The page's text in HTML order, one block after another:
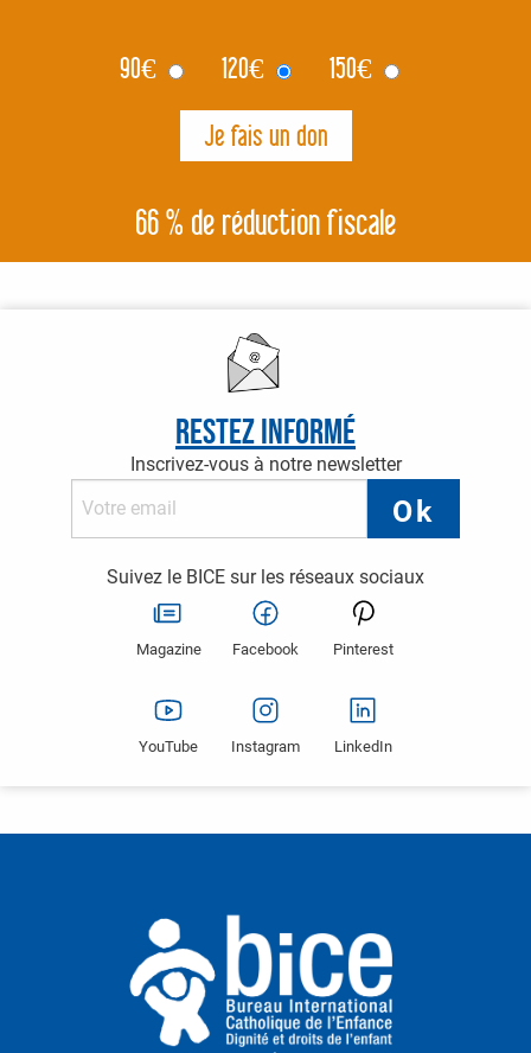
90€ 120€ 150€
66 % de réduction fiscale
Restez informé
Inscrivez-vous à notre newsletter
Suivez le BICE sur les réseaux sociaux
Magazine Facebook Pinterest
YouTube Instagram LinkedIn